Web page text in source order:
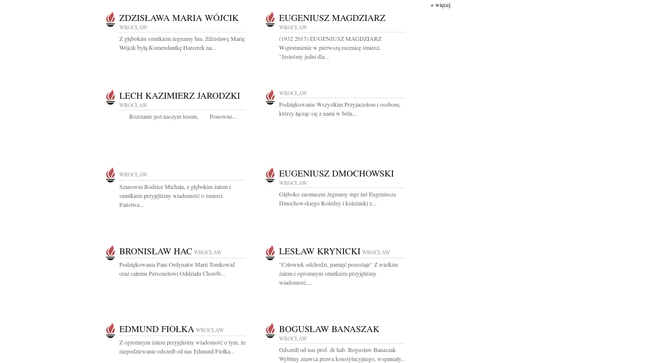
ZDZISŁAWA MARIA WÓJCIK
WROCŁAW
Z głębokim smutkiem żegnamy hm. Zdzisławę Marię
Wójcik byłą Komendantkę Harcerek na...
EUGENIUSZ MAGDZIARZ
WROCŁAW
(1932 2017) EUGENIUSZ MAGDZIARZ
Wspomnienie w pierwszą rocznicę śmierci.
"Jesteśmy jedni dla...
LECH KAZIMIERZ JARODZKI
WROCŁAW
Rozstanie jest naszym losem, Ponowne...
WROCŁAW
Podziękowanie Wszystkim Przyjaciołom i osobom,
którzy łącząc się z nami w bólu...
WROCŁAW
Szanowni Rodzice Michała, z głębokim żalem i
smutkiem przyjęliśmy wiadomość o śmierci
Państwa...
EUGENIUSZ DMOCHOWSKI
WROCŁAW
Głęboko zasmuceni żegnamy mgr inż Eugeniusza
Dmochowskiego Koledzy i koleżanki z...
BRONISŁAW HAC WROCŁAW
Podziękowania Pani Ordynator Marii Tomkowid
oraz całemu Personelowi Oddziału Chorób...
LESŁAW KRYNICKI WROCŁAW
"Człowiek odchodzi, pamięć pozostaje" Z wielkim
żalem i ogromnym smutkiem przyjęliśmy
wiadomość,...
EDMUND FIOŁKA WROCŁAW
Z ogromnym żalem przyjęliśmy wiadomość o tym, że
niepodziewanie odszedł od nas Edmund Fiołka...
BOGUSŁAW BANASZAK
WROCŁAW
Odszedł od nas prof. dr hab. Bogusław Banaszak
Wybitny znawca prawa konstytucyjnego, wspaniały...
+ więcej